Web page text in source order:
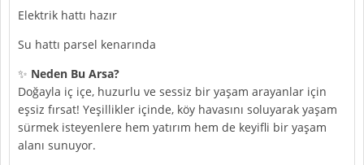
Elektrik hattı hazır
Su hattı parsel kenarında
✨ Neden Bu Arsa?
Doğayla iç içe, huzurlu ve sessiz bir yaşam arayanlar için
eşsiz fırsat! Yeşillikler içinde, köy havasını soluyarak yaşam
sürmek isteyenlere hem yatırım hem de keyifli bir yaşam
alanı sunuyor.